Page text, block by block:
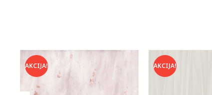
AKCIJA! AKCIJA!